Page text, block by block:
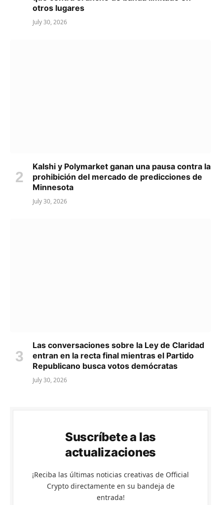
otros lugares
July 30, 2026
Kalshi y Polymarket ganan una pausa contra la
prohibición del mercado de predicciones de
Minnesota
July 30, 2026
Las conversaciones sobre la Ley de Claridad
entran en la recta final mientras el Partido
Republicano busca votos demócratas
July 30, 2026
Suscríbete a las
actualizaciones
¡Reciba las últimas noticias creativas de Official
Crypto directamente en su bandeja de
entrada!